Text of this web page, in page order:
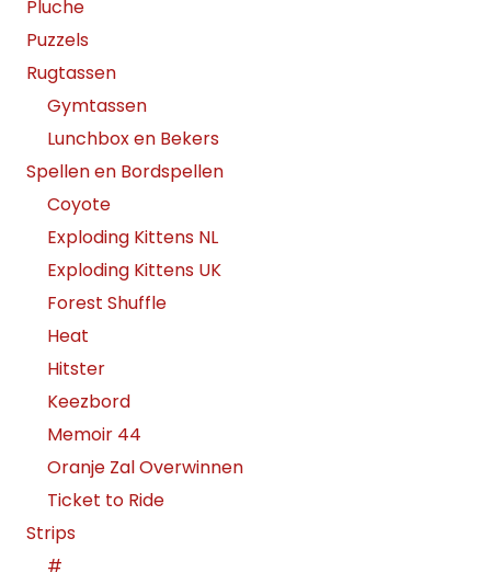
Pluche
Puzzels
Rugtassen
Gymtassen
Lunchbox en Bekers
Spellen en Bordspellen
Coyote
Exploding Kittens NL
Exploding Kittens UK
Forest Shuffle
Heat
Hitster
Keezbord
Memoir 44
Oranje Zal Overwinnen
Ticket to Ride
Strips
#